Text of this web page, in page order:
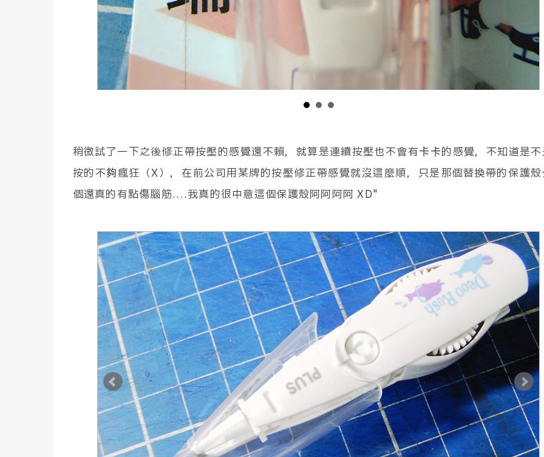
稍微試了一下之後修正帶按壓的感覺還不賴，就算是連續按壓也不會有卡卡的感覺，不知道是
按的不夠瘋狂（X），在前公司用某牌的按壓修正帶感覺就沒這麼順，只是那個替換帶的保護殼
個還真的有點傷腦筋....我真的很中意這個保護殼阿阿阿阿 XD"